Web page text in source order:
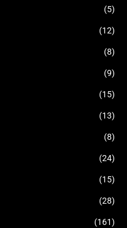
(5)
(12)
(8)
(9)
(15)
(13)
(8)
(24)
(15)
(28)
(161)